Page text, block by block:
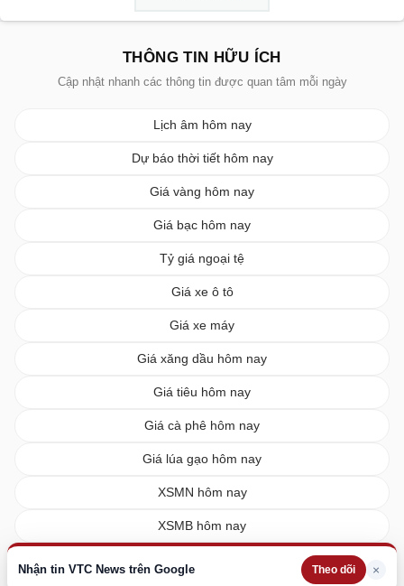
Nhận tin VTC News trên Google Theo dõi ×
THÔNG TIN HỮU ÍCH
Cập nhật nhanh các thông tin được quan tâm mỗi ngày
Lịch âm hôm nay
Dự báo thời tiết hôm nay
Giá vàng hôm nay
Giá bạc hôm nay
Tỷ giá ngoại tệ
Giá xe ô tô
Giá xe máy
Giá xăng dầu hôm nay
Giá tiêu hôm nay
Giá cà phê hôm nay
Giá lúa gạo hôm nay
XSMN hôm nay
XSMB hôm nay